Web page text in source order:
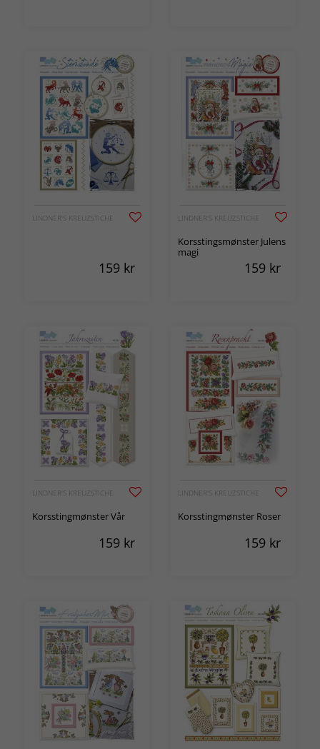
LINDNER'S KREUZSTICHE
159 kr
LINDNER'S KREUZSTICHE
Korsstingsmønster Julens
magi
159 kr
LINDNER'S KREUZSTICHE
Korsstingmønster Vår
159 kr
LINDNER'S KREUZSTICHE
Korsstingmønster Roser
159 kr